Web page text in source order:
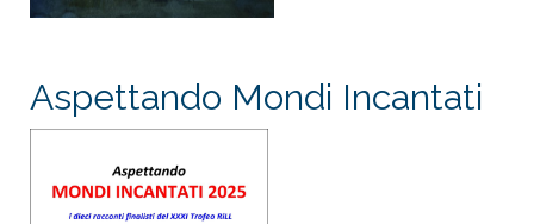
Aspettando Mondi Incantati